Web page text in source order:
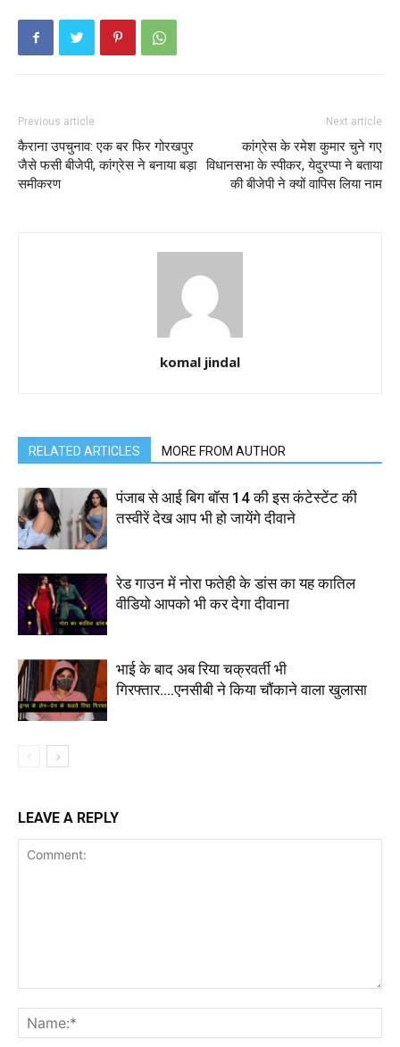
Previous article
कैराना उपचुनाव: एक बर फिर गोरखपुर
जैसे फसी बीजेपी, कांग्रेस ने बनाया बड़ा
समीकरण
Next article
कांग्रेस के रमेश कुमार चुने गए
विधानसभा के स्पीकर, येदुरप्पा ने बताया
की बीजेपी ने क्यों वापिस लिया नाम
komal jindal
RELATED ARTICLES MORE FROM AUTHOR
पंजाब से आई बिग बॉस 14 की इस कंटेस्टेंट की
तस्वीरें देख आप भी हो जायेंगे दीवाने
रेड गाउन में नोरा फतेही के डांस का यह कातिल
वीडियो आपको भी कर देगा दीवाना
भाई के बाद अब रिया चक्रवर्ती भी
गिरफ्तार….एनसीबी ने किया चौंकाने वाला खुलासा
LEAVE A REPLY